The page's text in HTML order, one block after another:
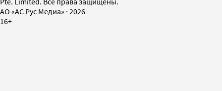
AO «АС Рус Медиа» · 2026
16+